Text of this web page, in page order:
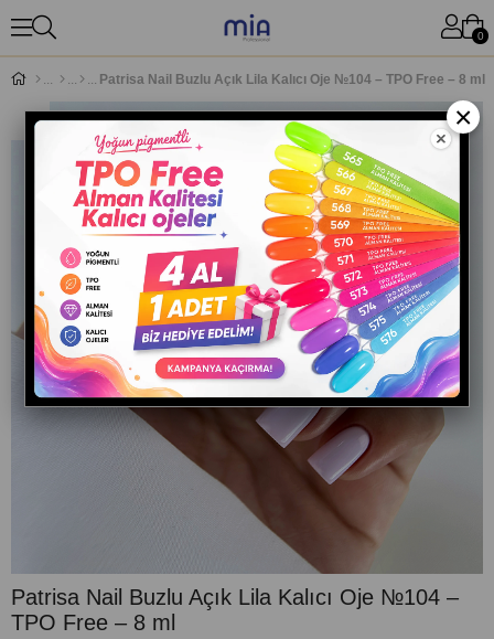
0
Patrisa Nail Buzlu Açık Lila Kalıcı Oje №104 – TPO Free – 8 ml
Patrisa Nail Buzlu Açık Lila Kalıcı Oje №104 –
TPO Free – 8 ml
×